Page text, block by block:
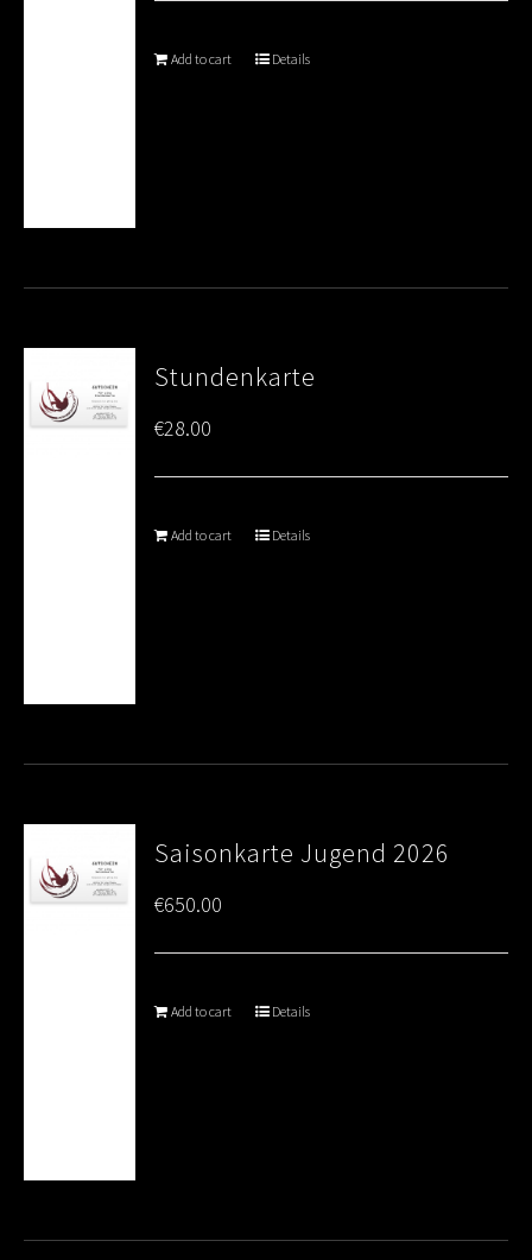
Add to cart Details
Stundenkarte
€28.00
Add to cart Details
Saisonkarte Jugend 2026
€650.00
Add to cart Details